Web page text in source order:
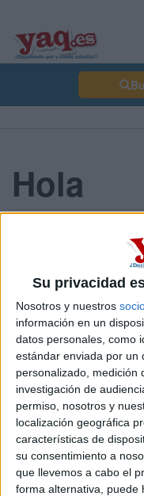
Su privacidad
Nosotros y nuestros
información en un
datos personales, como
estándar enviada por un
personalizado, medición
investigación de
permiso, nosotros y
localización geográfica
características de
su consentimiento a
que llevemos a cabo el
forma alternativa, puede
Hola
Quiénes
Aviso legal |Politica de
© 2003-2026Compás
Madrid